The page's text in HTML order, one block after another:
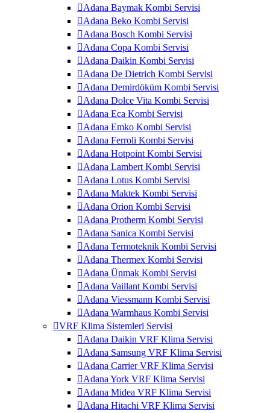
Adana Baymak Kombi Servisi
Adana Beko Kombi Servisi
Adana Bosch Kombi Servisi
Adana Copa Kombi Servisi
Adana Daikin Kombi Servisi
Adana De Dietrich Kombi Servisi
Adana Demirdöküm Kombi Servisi
Adana Dolce Vita Kombi Servisi
Adana Eca Kombi Servisi
Adana Emko Kombi Servisi
Adana Ferroli Kombi Servisi
Adana Hotpoint Kombi Servisi
Adana Lambert Kombi Servisi
Adana Lotus Kombi Servisi
Adana Maktek Kombi Servisi
Adana Orion Kombi Servisi
Adana Protherm Kombi Servisi
Adana Sanica Kombi Servisi
Adana Termoteknik Kombi Servisi
Adana Thermex Kombi Servisi
Adana Ünmak Kombi Servisi
Adana Vaillant Kombi Servisi
Adana Viessmann Kombi Servisi
Adana Warmhaus Kombi Servisi
VRF Klima Sistemleri Servisi
Adana Daikin VRF Klima Servisi
Adana Samsung VRF Klima Servisi
Adana Carrier VRF Klima Servisi
Adana York VRF Klima Servisi
Adana Midea VRF Klima Servisi
Adana Hitachi VRF Klima Servisi